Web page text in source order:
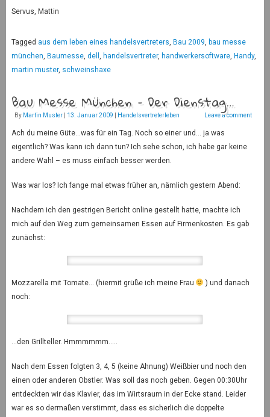
Servus, Mattin
Tagged aus dem leben eines handelsvertreters, Bau 2009, bau messe
münchen, Baumesse, dell , handelsvertreter, handwerkersoftware, Handy,
martin muster, schweinshaxe
Bau Messe München – Der Dienstag…
By Martin Muster 13. Januar 2009 Handelsvertreterleben Leave a comment
Ach du meine Güte…was für ein Tag. Noch so einer und… ja was
eigentlich? Was kann ich dann tun? Ich sehe schon, ich habe gar keine
andere Wahl – es muss einfach besser werden.
Was war los? Ich fange mal etwas früher an, nämlich gestern Abend:
Nachdem ich den gestrigen Bericht online gestellt hatte, machte ich
mich auf den Weg zum gemeinsamen Essen auf Firmenkosten. Es gab
zunächst:
Mozzarella mit Tomate… (hiermit grüße ich meine Frau
) und danach
noch:
…den Grillteller. Hmmmmmm…..
Nach dem Essen folgten 3, 4, 5 (keine Ahnung) Weißbier und noch den
einen oder anderen Obstler. Was soll das noch geben. Gegen 00:30Uhr
entdeckten wir das Klavier, das im Wirtsraum in der Ecke stand. Leider
war es so dermaßen verstimmt, dass es sicherlich die doppelte